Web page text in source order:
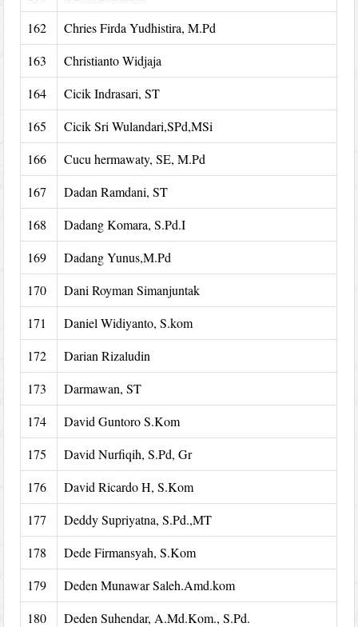
162
Chries Firda Yudhistira, M.Pd
163
Christianto Widjaja
164
Cicik Indrasari, ST
165
Cicik Sri Wulandari,SPd,MSi
166
Cucu hermawaty, SE, M.Pd
167
Dadan Ramdani, ST
168
Dadang Komara, S.Pd.I
169
Dadang Yunus,M.Pd
170
Dani Royman Simanjuntak
171
Daniel Widiyanto, S.kom
172
Darian Rizaludin
173
Darmawan, ST
174
David Guntoro S.Kom
175
David Nurfiqih, S.Pd, Gr
176
David Ricardo H, S.Kom
177
Deddy Supriyatna, S.Pd.,MT
178
Dede Firmansyah, S.Kom
179
Deden Munawar Saleh.Amd.kom
180
Deden Suhendar, A.Md.Kom., S.Pd.